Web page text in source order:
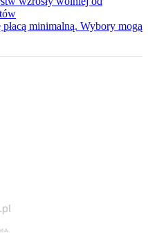
minimalną. Wybory mogą